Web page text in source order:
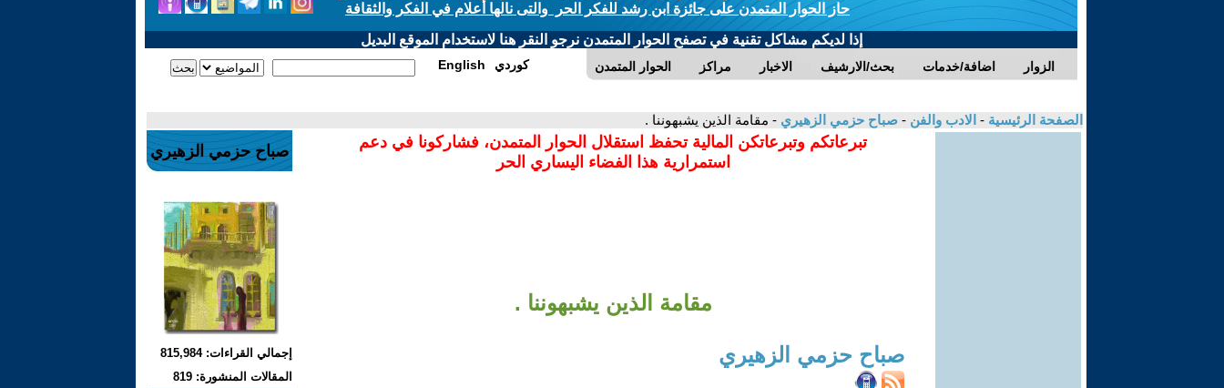
حاز الحوار المتمدن على جائزة ابن رشد للفكر الحر والتى نالها أعلام في الفكر والثقافة
إذا لديكم مشاكل تقنية في تصفح الحوار المتمدن نرجو النقر هنا لاستخدام الموقع البديل
الحوار المتمدن مراكز الاخبار بحث/الارشيف اضافة/خدمات الزوار English كوردي
الصفحة الرئيسية - الادب والفن - صباح حزمي الزهيري - مقامة الذين يشبهوننا .
تبرعاتكم وتبرعاتكن المالية تحفظ استقلال الحوار المتمدن، فشاركونا في دعم
استمرارية هذا الفضاء اليساري الحر
مقامة الذين يشبهوننا .
صباح حزمي الزهيري
صباح حزمي الزهيري
إجمالي القراءات: 815,984
المقالات المنشورة: 819